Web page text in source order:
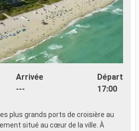
Arrivée
---
Départ
17:00
plus grands ports de croisière au
situé au cœur de la ville. À